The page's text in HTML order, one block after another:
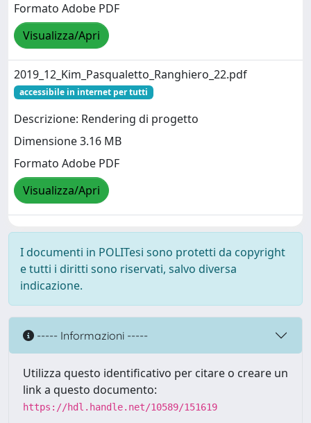
Formato Adobe PDF
Visualizza/Apri
2019_12_Kim_Pasqualetto_Ranghiero_22.pdf
accessibile in internet per tutti
Descrizione: Rendering di progetto
Dimensione 3.16 MB
Formato Adobe PDF
Visualizza/Apri
I documenti in POLITesi sono protetti da copyright
e tutti i diritti sono riservati, salvo diversa
indicazione.
----- Informazioni -----
Utilizza questo identificativo per citare o creare un
link a questo documento:
https://hdl.handle.net/10589/151619